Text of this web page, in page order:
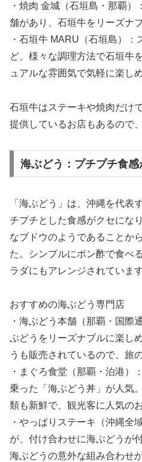
・焼肉 金城（石垣島・那覇
舗があり、石垣牛をリーズナ
・石垣牛 MARU（石垣島）
ど、様々な調理方法で石垣牛
ュアルな雰囲気で気軽に楽し
石垣牛はステーキや焼肉だけ
提供しているお店もあるので
海ぶどう：プチプチ食
「海ぶどう」は、沖縄を代表
チプチとした食感がクセにな
なブドウのようであることか
た。シンプルにポン酢で食べ
ラダにもアレンジされています
おすすめの海ぶどう専門店
・海ぶどう本舗（那覇・国際
ぶどうをリーズナブルに楽し
うも販売されているので、旅
・まぐろ食堂（那覇・泊港）
乗った「海ぶどう丼」が人気
類も新鮮で、観光客に人気のお
・やっぱりステーキ（沖縄全
が、付け合わせに海ぶどうが
海ぶどうの意外な組み合わせ